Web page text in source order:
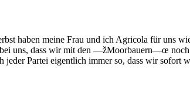
haben meine Frau und ich Agricola für uns
uns, dass wir mit den —žMoorbauern—œ
Partei eigentlich immer so, dass wir sofort